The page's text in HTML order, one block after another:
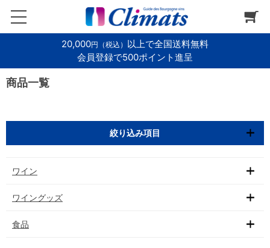
20,000円（税込） 以上で全国送料無料
会員登録で500ポイント進呈
商品一覧
絞り込み項目
ワイン
ワイングッズ
食品